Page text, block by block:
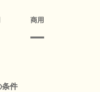
商用
条件